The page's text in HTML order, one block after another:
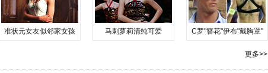
准状元女友似邻家女孩 马刺萝莉清纯可爱 C罗"簪花"伊布"戴胸罩"
更多>>